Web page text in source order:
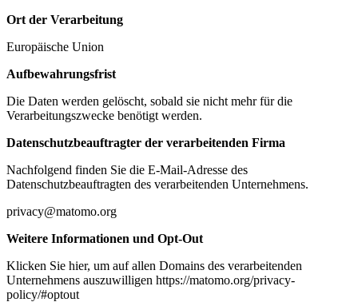
Ort der Verarbeitung
Europäische Union
Aufbewahrungsfrist
Die Daten werden gelöscht, sobald sie nicht mehr für die
Verarbeitungszwecke benötigt werden.
Datenschutzbeauftragter der verarbeitenden Firma
Nachfolgend finden Sie die E-Mail-Adresse des
Datenschutzbeauftragten des verarbeitenden Unternehmens.
privacy@matomo.org
Weitere Informationen und Opt-Out
Klicken Sie hier, um auf allen Domains des verarbeitenden
Unternehmens auszuwilligen https://matomo.org/privacy-
policy/#optout